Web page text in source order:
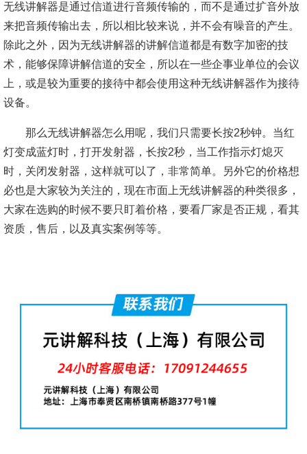
无线讲解器是通过信道进行音频传输的，而不是通过扩音外放
来把音频传输出去，所以相比较来说，并不会有噪音的产生。
除此之外，因为无线讲解器的讲解信道都是有数字加密的技
术，能够保障讲解信道的安全，所以在一些企事业单位的会议
上，或是较为重要的接待中都会使用这种无线讲解器作为接待
设备。
那么无线讲解器怎么用呢，我们只需要长按2秒钟。当红
灯变成蓝灯时，打开发射器，长按2秒，当工作指示灯熄灭
时，关闭发射器，这样就可以了，非常简单。另外它的价格想
必也是大家较为关注的，现在市面上无线讲解器的种类很多，
大家在选购的时候不要只盯着价格，要看厂家是否正规，看其
资质，售后，以及真实案例等等。